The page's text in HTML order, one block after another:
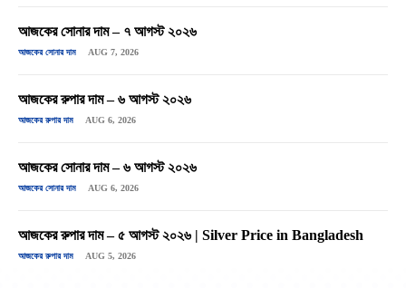
আজকের সোনার দাম – ৭ আগস্ট ২০২৬
আজকের সোনার দাম AUG 7, 2026
আজকের রুপার দাম – ৬ আগস্ট ২০২৬
আজকের রুপার দাম AUG 6, 2026
আজকের সোনার দাম – ৬ আগস্ট ২০২৬
আজকের সোনার দাম AUG 6, 2026
আজকের রুপার দাম – ৫ আগস্ট ২০২৬ | Silver Price in Bangladesh
আজকের রুপার দাম AUG 5, 2026